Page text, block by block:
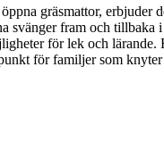
gräsmattor, erbjuder
svänger fram och tillbaka
för lek och lärande.
för familjer som